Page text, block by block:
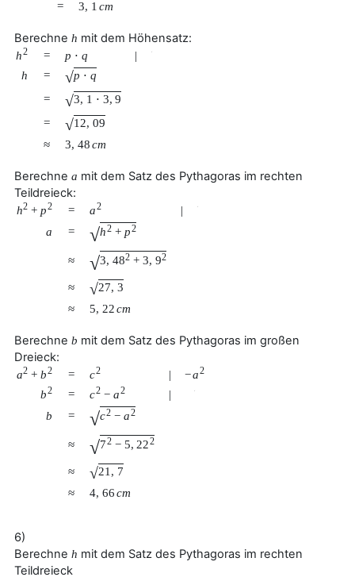
=
3, 1 cm
Berechne h mit dem Höhensatz:
h2 = p ⋅ q |
h = √p ⋅ q
=
√3, 1 ⋅ 3, 9
=
√12, 09
≈
3, 48cm
Berechne a mit dem Satz des Pythagoras im rechten
Teildreieck:
h2 + p2 = a2 |
a = √h2 + p2
≈ √3, 482 + 3, 92
≈ √27, 3
≈
5, 22cm
Berechne b mit dem Satz des Pythagoras im großen
Dreieck:
a2 + b2 = c2 | −a2
b2 = c2 − a2 |
b = √c2 − a2
≈ √72 − 5, 222
≈ √21 , 7
≈
4, 66cm
6)
Berechne h mit dem Satz des Pythagoras im rechten
Teildreieck